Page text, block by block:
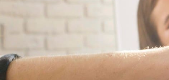
e capacidade de trabalho